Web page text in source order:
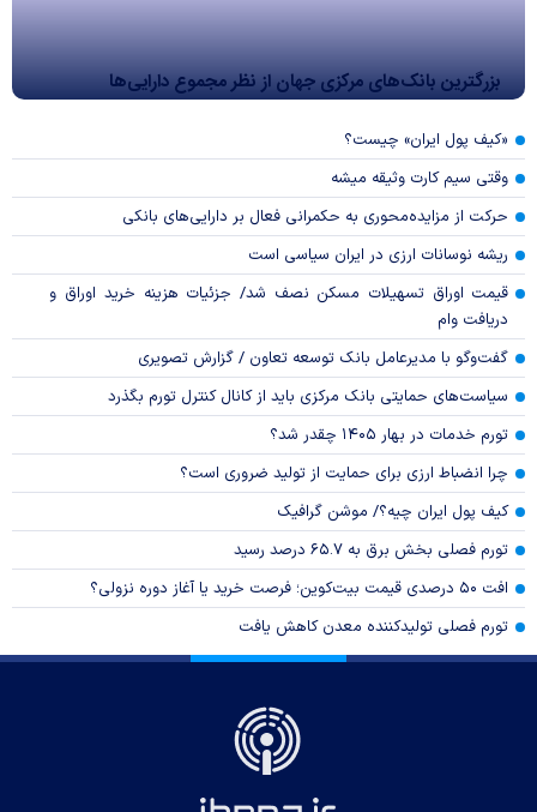
بزرگترین بانک‌های مرکزی جهان از نظر مجموع دارایی‌ها
«کیف پول ایران» چیست؟
وقتی سیم کارت وثیقه میشه
حرکت از مزایده‌محوری به حکمرانی فعال بر دارایی‌های بانکی
ریشه نوسانات ارزی در ایران سیاسی است
قیمت اوراق تسهیلات مسکن نصف شد/ جزئیات هزینه خرید اوراق و
دریافت وام
گفت‌وگو با مدیرعامل بانک توسعه تعاون / گزارش تصویری
سیاست‌های حمایتی بانک مرکزی باید از کانال کنترل تورم بگذرد
تورم خدمات در بهار ۱۴۰۵ چقدر شد؟
چرا انضباط ارزی برای حمایت از تولید ضروری است؟
کیف پول ایران چیه؟/ موشن گرافیک
تورم فصلی بخش برق به ۶۵.۷ درصد رسید
افت ۵۰ درصدی قیمت بیت‌کوین؛ فرصت خرید یا آغاز دوره نزولی؟
تورم فصلی تولیدکننده معدن کاهش یافت